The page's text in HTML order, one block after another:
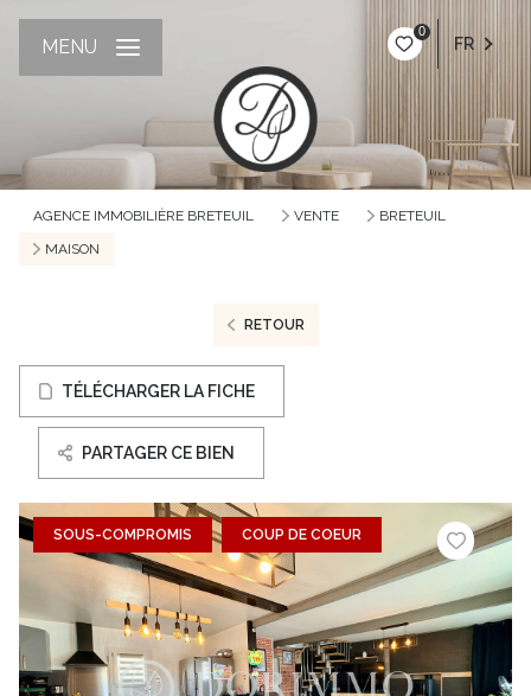
0
FR
MENU
AGENCE IMMOBILIÈRE BRETEUIL VENTE
BRETEUIL
MAISON
RETOUR
TÉLÉCHARGER LA FICHE
PARTAGER CE BIEN
SOUS-COMPROMIS COUP DE COEUR